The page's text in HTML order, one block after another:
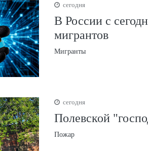
сегодня
В России с
мигрантов
Мигранты
сегодня
Полевской
Пожар